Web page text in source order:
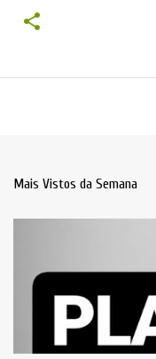
Mais Vistos da Semana